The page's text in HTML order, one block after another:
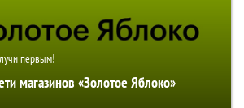
первым!
магазинов «Золотое Яблоко»